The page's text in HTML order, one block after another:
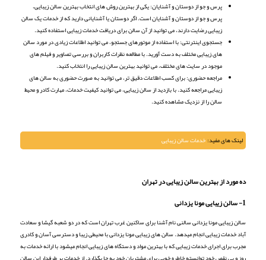
پرس و جو از دوستان و آشنایان: یکی از بهترین روش های انتخاب بهترین سالن زیبایی،
پرس و جو از دوستان و آشنایان است. اگر دوستان یا آشنایانی دارید که از خدمات یک سالن
زیبایی رضایت دارند، می توانید از آن سالن برای دریافت خدمات زیبایی استفاده کنید.
جستجوی اینترنتی: با استفاده از موتورهای جستجو، می توانید اطلاعات زیادی در مورد سالن
های زیبایی مختلف به دست آورید. با مطالعه نظرات کاربران و بررسی تصاویر و فیلم های
موجود در سایت های مختلف، می توانید بهترین سالن زیبایی را انتخاب کنید.
مراجعه حضوری: برای کسب اطلاعات دقیق تر، می توانید به صورت حضوری به سالن های
زیبایی مراجعه کنید. با بازدید از سالن زیبایی، می توانید کیفیت خدمات، مهارت کادر و محیط
سالن را از نزدیک مشاهده کنید.
لینک های مفید: خدمات سالن زیبایی
ده مورد از بهترین سالن زیبایی در تهران
1- سالن زیبایی مونا یزدانی
سالن زیبایی مونا یزدانی سالنی نام آشنا برای ساکنین غرب تهران است که در دو شعبه گیشا و سعادت
آباد خدمات زیبایی انجام میدهد. سالن های زیبایی مونا یزدانی با محیطی زیبا و دسترسی آسان و کادری
مجرب برای اجرای خدمات زیبایی که با بهترین مواد و دستگاه های زیبایی انجام میشود با ارائه خدمات به